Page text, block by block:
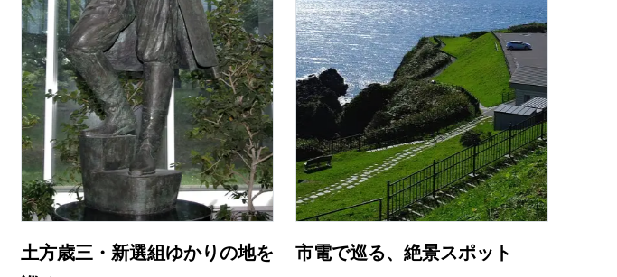
土方歳三・新選組ゆかりの地を
市電で巡る、絶景スポット